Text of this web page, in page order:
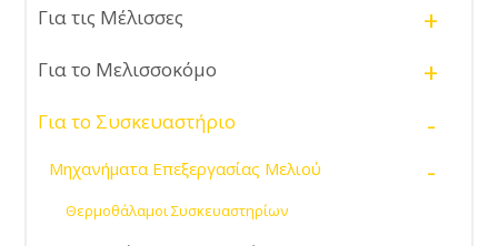
Για τις Μέλισσες +
Για το Μελισσοκόμο +
Για το Συσκευαστήριο -
Μηχανήματα Επεξεργασίας Μελιού -
Θερμοθάλαμοι Συσκευαστηρίων